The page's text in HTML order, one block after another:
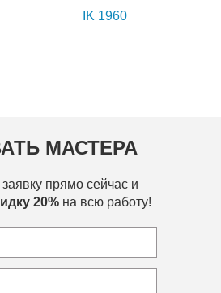
IK 1960
МАСТЕРА
прямо сейчас и
20% на всю работу!